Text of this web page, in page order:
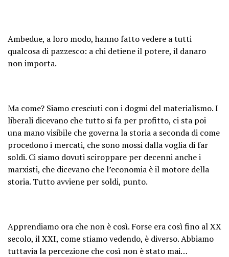
Ambedue, a loro modo, hanno fatto vedere a tutti
qualcosa di pazzesco: a chi detiene il potere, il danaro
non importa.
Ma come? Siamo cresciuti con i dogmi del materialismo. I
liberali dicevano che tutto si fa per profitto, ci sta poi
una mano visibile che governa la storia a seconda di come
procedono i mercati, che sono mossi dalla voglia di far
soldi. Ci siamo dovuti sciroppare per decenni anche i
marxisti, che dicevano che l’economia è il motore della
storia. Tutto avviene per soldi, punto.
Apprendiamo ora che non è così. Forse era così fino al XX
secolo, il XXI, come stiamo vedendo, è diverso. Abbiamo
tuttavia la percezione che così non è stato mai…